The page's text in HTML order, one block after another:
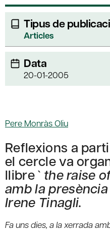
Tipus de
Articles
Data
20-01-2005
Pere Monràs Oliu
Reflexions a
el cercle va
llibre ` the raise
amb la
Irene Tinagli.
Fa uns dies, a la xerrada